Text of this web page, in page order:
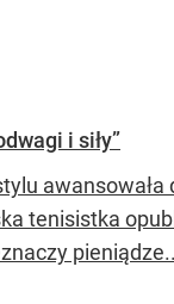
i siły”
tenisistka